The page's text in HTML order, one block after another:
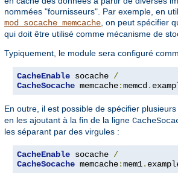
nommées "fournisseurs". Par exemple, en
mod_socache_memcache , on peut spécifier
qui doit être utilisé comme mécanisme de
Typiquement, le module sera configuré
CacheEnable socache /
CacheSocache memcache:memcd.
En outre, il est possible de spécifier
en les ajoutant à la fin de la ligne
les séparant par des virgules :
CacheEnable socache /
CacheSocache memcache:mem1.